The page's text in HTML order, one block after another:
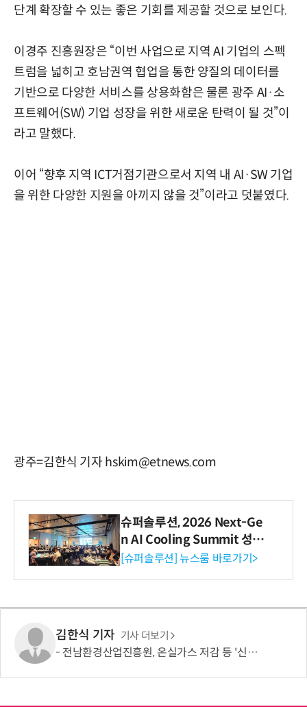
단계 확장할 수 있는 좋은 기회를 제공할 것으로 보인다.
이경주 진흥원장은 “이번 사업으로 지역 AI 기업의 스펙
트럼을 넓히고 호남권역 협업을 통한 양질의 데이터를
기반으로 다양한 서비스를 상용화함은 물론 광주 AI·소
프트웨어(SW) 기업 성장을 위한 새로운 탄력이 될 것”이
라고 말했다.
이어 “향후 지역 ICT거점기관으로서 지역 내 AI·SW 기업
을 위한 다양한 지원을 아끼지 않을 것”이라고 덧붙였다.
광주=김한식 기자 hskim@etnews.com
슈퍼솔루션, 2026 Next-Ge
n AI Cooling Summit 성황
리 성료
[슈퍼솔루션] 뉴스룸 바로가기>
김한식 기자 기사 더보기
전남환경산업진흥원, 온실가스 저감 등 '신규 전략과제 발굴회의' 개최